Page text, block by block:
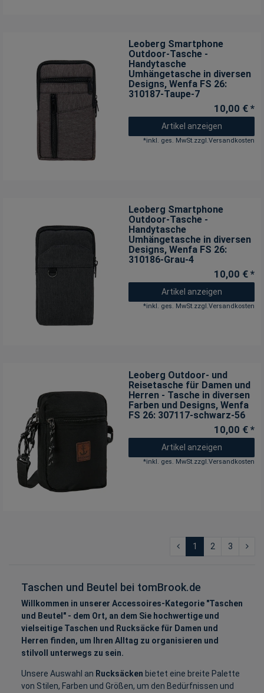
Leoberg Smartphone
Outdoor-Tasche -
Handytasche
Umhängetasche in diversen
Designs, Wenfa FS 26:
310187-Taupe-7
10,00 € *
Artikel anzeigen
*inkl. ges. MwSt.zzgl.Versandkosten
Leoberg Smartphone
Outdoor-Tasche -
Handytasche
Umhängetasche in diversen
Designs, Wenfa FS 26:
310186-Grau-4
10,00 € *
Artikel anzeigen
*inkl. ges. MwSt.zzgl.Versandkosten
Leoberg Outdoor- und
Reisetasche für Damen und
Herren - Tasche in diversen
Farben und Designs, Wenfa
FS 26: 307117-schwarz-56
10,00 € *
Artikel anzeigen
*inkl. ges. MwSt. zzgl. Versandkosten
1 2 3
Taschen und Beutel bei tomBrook.de
Willkommen in unserer Accessoires-Kategorie "Taschen
und Beutel" - dem Ort, an dem Sie hochwertige und
vielseitige Taschen und Rucksäcke für Damen und
Herren finden, um Ihren Alltag zu organisieren und
stilvoll unterwegs zu sein.
Unsere Auswahl an Rucksäcken bietet eine breite Palette
von Stilen, Farben und Größen, um den Bedürfnissen und